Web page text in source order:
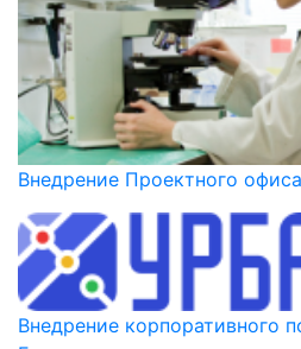
Внедрение Проектного
Внедрение корпоративного